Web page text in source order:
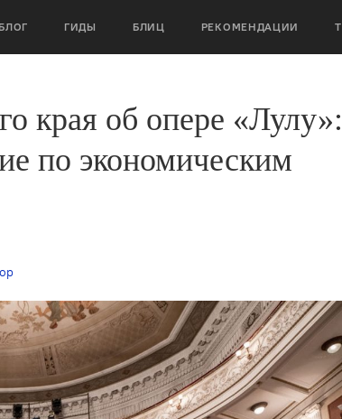
БЛОГ ГИДЫ БЛИЦ РЕКОМЕНДАЦИИ
края об опере «Лулу»:
по экономическим